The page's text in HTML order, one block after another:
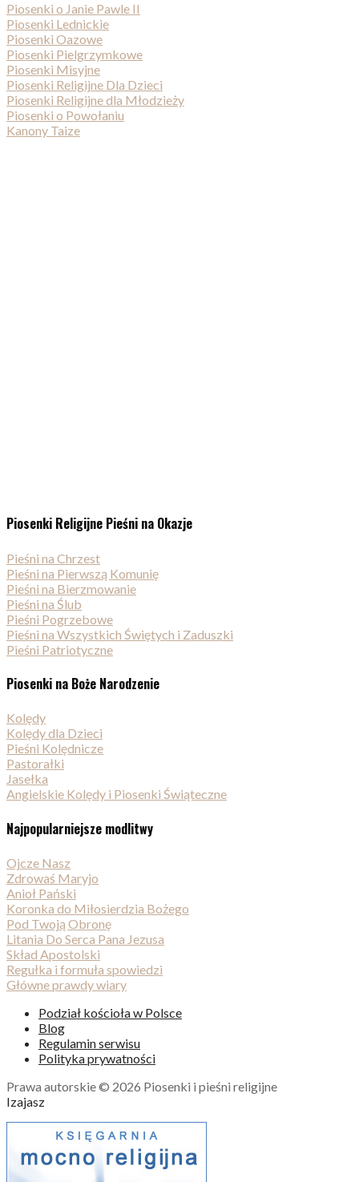
Piosenki o Janie Pawle II
Piosenki Lednickie
Piosenki Oazowe
Piosenki Pielgrzymkowe
Piosenki Misyjne
Piosenki Religijne Dla Dzieci
Piosenki Religijne dla Młodzieży
Piosenki o Powołaniu
Kanony Taize
Piosenki Religijne Pieśni na Okazje
Pieśni na Chrzest
Pieśni na Pierwszą Komunię
Pieśni na Bierzmowanie
Pieśni na Ślub
Pieśni Pogrzebowe
Pieśni na Wszystkich Świętych i Zaduszki
Pieśni Patriotyczne
Piosenki na Boże Narodzenie
Kolędy
Kolędy dla Dzieci
Pieśni Kolędnicze
Pastorałki
Jasełka
Angielskie Kolędy i Piosenki Świąteczne
Najpopularniejsze modlitwy
Ojcze Nasz
Zdrowaś Maryjo
Anioł Pański
Koronka do Miłosierdzia Bożego
Pod Twoją Obronę
Litania Do Serca Pana Jezusa
Skład Apostolski
Regułka i formuła spowiedzi
Główne prawdy wiary
Podział kościoła w Polsce
Blog
Regulamin serwisu
Polityka prywatności
Prawa autorskie © 2026 Piosenki i pieśni religijne
Izajasz